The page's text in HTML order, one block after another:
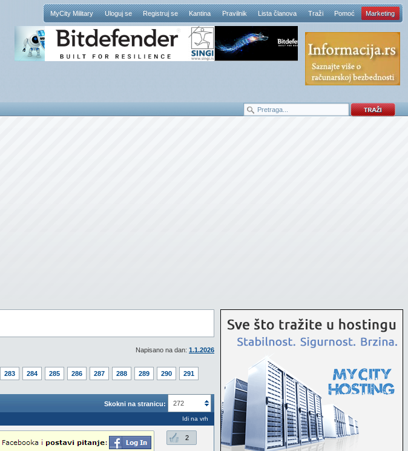
MyCity Military Uloguj se Registruj se Kantina Pravilnik Lista članova Traži Pomoć Marketing
Napisano na dan: 1.1.2026
283 284 285 286 287 288 289 290
291
Skokni na stranicu: 272
Idi na vrh
2